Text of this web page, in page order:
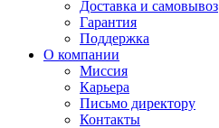
Доставка и самовывоз
Гарантия
Поддержка
О компании
Миссия
Карьера
Письмо директору
Контакты